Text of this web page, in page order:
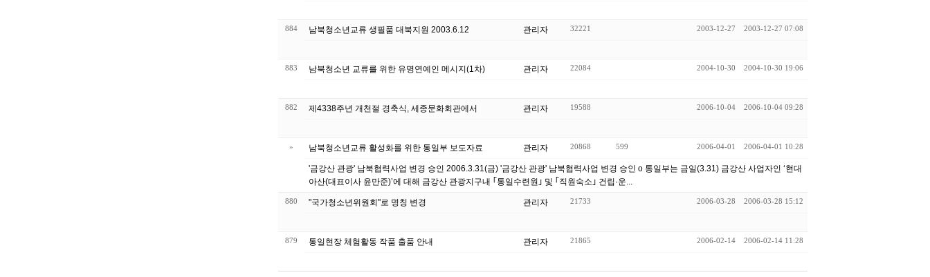
884 남북청소년교류 생필품 대북지원 2003.6.12 관리자 32221 2003-12-27 2003-12-27 07:08
883 남북청소년 교류를 위한 유명연예인 메시지(1차) 관리자 22084 2004-10-30 2004-10-30 19:06
882 제4338주년 개천절 경축식, 세종문화회관에서 관리자 19588 2006-10-04 2006-10-04 09:28
» 남북청소년교류 활성화를 위한 통일부 보도자료 관리자 20868 599 2006-04-01 2006-04-01 10:28
'금강산 관광' 남북협력사업 변경 승인 2006.3.31(금) '금강산 관광' 남북협력사업 변경 승인 o 통일부는 금일(3.31) 금강산 사업자인 ‘현대
아산(대표이사 윤만준)’에 대해 금강산 관광지구내 ｢통일수련원｣ 및 ｢직원숙소｣ 건립·운...
880 "국가청소년위원회"로 명칭 변경 관리자 21733 2006-03-28 2006-03-28 15:12
879 통일현장 체험활동 작품 출품 안내 관리자 21865 2006-02-14 2006-02-14 11:28